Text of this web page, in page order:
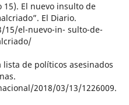
15). El nuevo insulto de
El Diario.
el-nuevo-in- sulto-de-
lista de políticos asesinados
2018/03/13/1226009.